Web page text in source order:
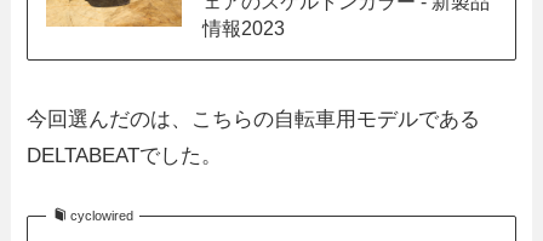
情報2023
今回選んだのは、こちらの自転車用モデルである
DELTABEATでした。
cyclowired